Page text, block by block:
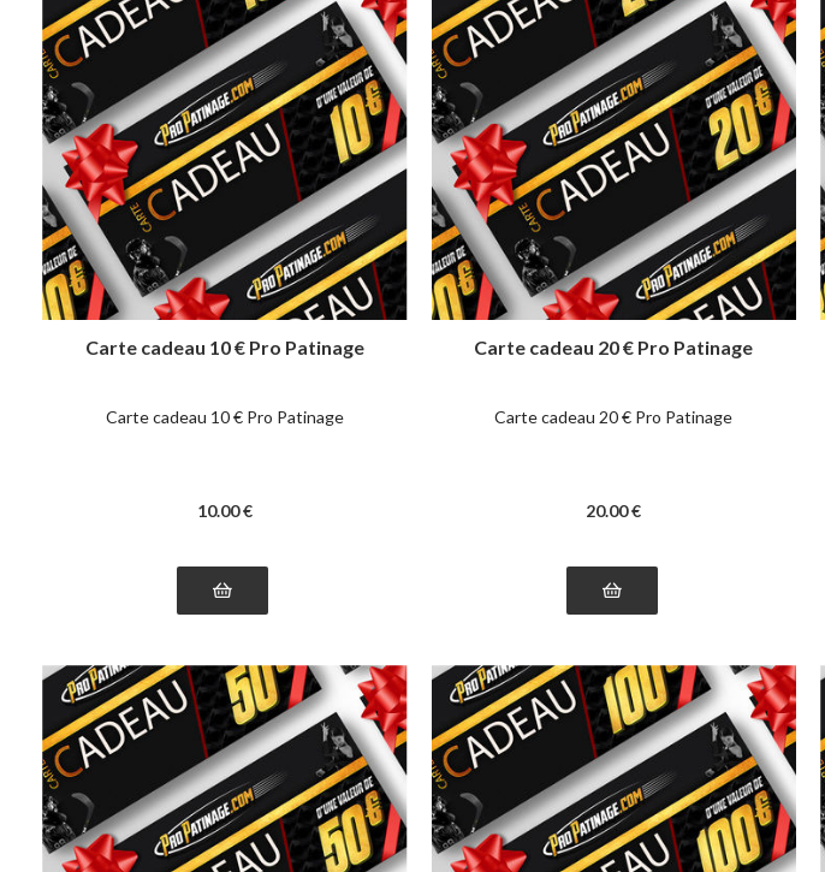
Carte cadeau 10 € Pro Patinage
Carte cadeau 10 € Pro Patinage
10.00€
Carte cadeau 20 € Pro Patinage
Carte cadeau 20 € Pro Patinage
20.00€